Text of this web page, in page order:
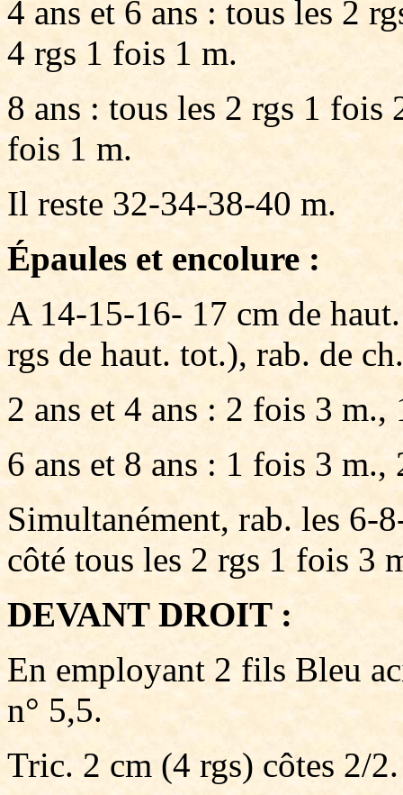
4 ans et 6 ans : tous les 2
4 rgs 1 fois 1 m.
8 ans : tous les 2 rgs 1 fois
fois 1 m.
Il reste 32-34-38-40 m.
Épaules et encolure :
A 14-15-16- 17 cm de
rgs de haut. tot.), rab. de
2 ans et 4 ans : 2 fois 3 m.,
6 ans et 8 ans : 1 fois 3 m.,
Simultanément, rab. les 6-
côté tous les 2 rgs 1 fois 3
DEVANT DROIT :
En employant 2 fils Bleu
n° 5,5.
Tric. 2 cm (4 rgs) côtes 2/2.